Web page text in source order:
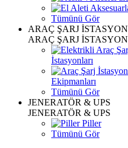
Tümünü Gör
ARAÇ ŞARJ
ARAÇ ŞARJ
İstasyonları
Ekipmanları
Tümünü Gör
JENERATÖR & UPS
JENERATÖR & UPS
Piller
Tümünü Gör